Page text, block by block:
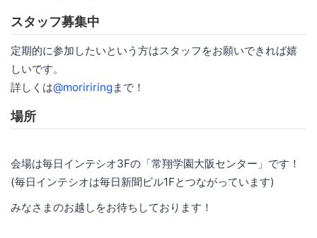
スタッフ募集中
定期的に参加したいという方はスタッフをお願いできれば嬉
しいです。
詳しくは@moririringまで！
場所
会場は毎日インテシオ3Fの「常翔学園大阪センター」です！
(毎日インテシオは毎日新聞ビル1Fとつながっています)
みなさまのお越しをお待ちしております！